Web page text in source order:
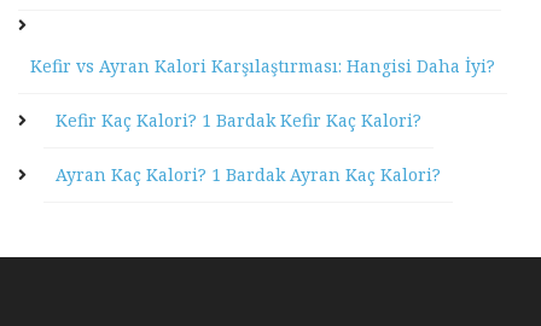
Kefir vs Ayran Kalori Karşılaştırması: Hangisi Daha İyi?
Kefir Kaç Kalori? 1 Bardak Kefir Kaç Kalori?
Ayran Kaç Kalori? 1 Bardak Ayran Kaç Kalori?